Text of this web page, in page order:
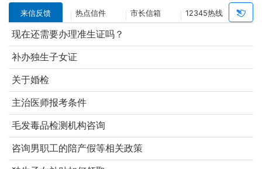
来信反馈 热点信件 市长信箱 12345热线
现在还需要办理准生证吗？
补办独生子女证
关于婚检
主治医师报考条件
毛发毒品检测机构咨询
咨询男职工的陪产假等相关政策